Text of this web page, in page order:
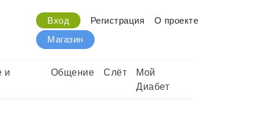
Вход Регистрация
О проекте
Магазин
и Общение Слёт
Мой
Диабет